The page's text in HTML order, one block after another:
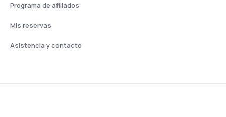
Programa de afiliados
Mis reservas
Asistencia y contacto